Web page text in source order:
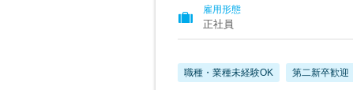
雇用形態
正社員
職種・業種未経験OK 第二新卒歓迎